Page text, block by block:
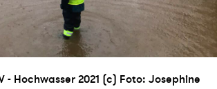
- Hochwasser 2021 (c) Foto: Josephine